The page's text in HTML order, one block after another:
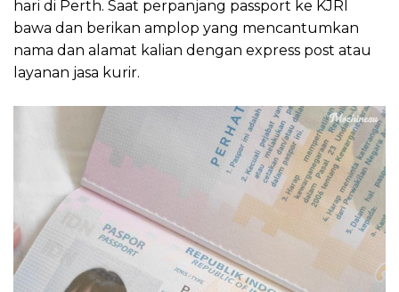
hari di Perth. Saat perpanjang passport ke KJRI
bawa dan berikan amplop yang mencantumkan
nama dan alamat kalian dengan express post atau
layanan jasa kurir.